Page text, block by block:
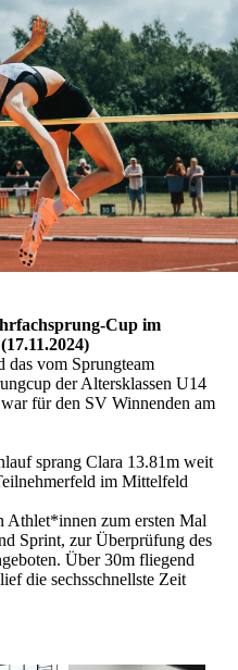
Cup im
das vom Sprungteam
der Altersklassen U14
für den SV Winnenden am
sprang Clara 13.81m weit
im Mittelfeld
Athlet*innen zum ersten Mal
Sprint, zur Überprüfung des
Über 30m fliegend
die sechsschnellste Zeit